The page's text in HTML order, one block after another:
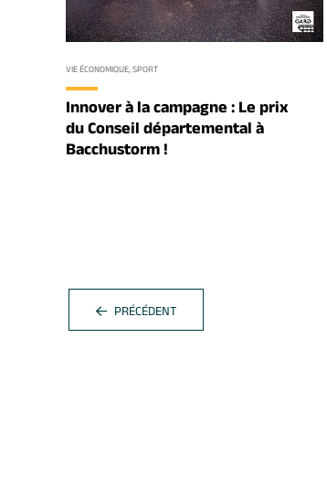
VIE ÉCONOMIQUE, SPORT
Innover à la campagne : Le prix
du Conseil départemental à
Bacchustorm !
PRÉCÉDENT